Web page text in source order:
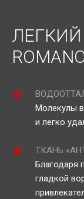
Молекулы
и легко
ТКАНЬ
Благодаря
гладкой